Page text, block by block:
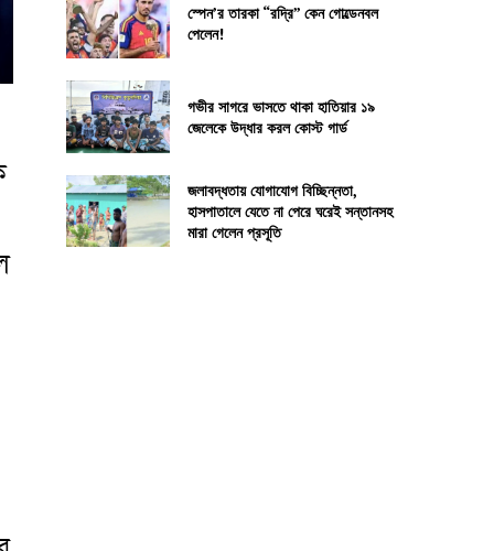
স্পেন’র তারকা “রদ্রি” কেন গোল্ডেনবল
পেলেন!
গভীর সাগরে ভাসতে থাকা হাতিয়ার ১৯
জেলেকে উদ্ধার করল কোস্ট গার্ড
জলাবদ্ধতায় যোগাযোগ বিচ্ছিন্নতা,
হাসপাতালে যেতে না পেরে ঘরেই সন্তানসহ
মারা গেলেন প্রসূতি